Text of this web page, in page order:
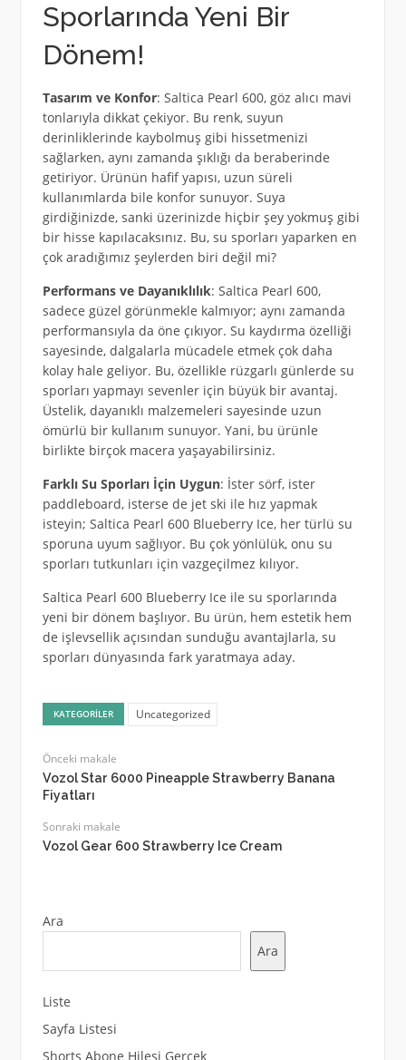
Sporlarında Yeni Bir
Dönem!
Tasarım ve Konfor: Saltica Pearl 600, göz alıcı mavi
tonlarıyla dikkat çekiyor. Bu renk, suyun
derinliklerinde kaybolmuş gibi hissetmenizi
sağlarken, aynı zamanda şıklığı da beraberinde
getiriyor. Ürünün hafif yapısı, uzun süreli
kullanımlarda bile konfor sunuyor. Suya
girdiğinizde, sanki üzerinizde hiçbir şey yokmuş gibi
bir hisse kapılacaksınız. Bu, su sporları yaparken en
çok aradığımız şeylerden biri değil mi?
Performans ve Dayanıklılık: Saltica Pearl 600,
sadece güzel görünmekle kalmıyor; aynı zamanda
performansıyla da öne çıkıyor. Su kaydırma özelliği
sayesinde, dalgalarla mücadele etmek çok daha
kolay hale geliyor. Bu, özellikle rüzgarlı günlerde su
sporları yapmayı sevenler için büyük bir avantaj.
Üstelik, dayanıklı malzemeleri sayesinde uzun
ömürlü bir kullanım sunuyor. Yani, bu ürünle
birlikte birçok macera yaşayabilirsiniz.
Farklı Su Sporları İçin Uygun: İster sörf, ister
paddleboard, isterse de jet ski ile hız yapmak
isteyin; Saltica Pearl 600 Blueberry Ice, her türlü su
sporuna uyum sağlıyor. Bu çok yönlülük, onu su
sporları tutkunları için vazgeçilmez kılıyor.
Saltica Pearl 600 Blueberry Ice ile su sporlarında
yeni bir dönem başlıyor. Bu ürün, hem estetik hem
de işlevsellik açısından sunduğu avantajlarla, su
sporları dünyasında fark yaratmaya aday.
KATEGORILER Uncategorized
Önceki makale
Vozol Star 6000 Pineapple Strawberry Banana
Fiyatları
Sonraki makale
Vozol Gear 600 Strawberry Ice Cream
Ara
Ara
Liste
Sayfa Listesi
Shorts Abone Hilesi Gerçek